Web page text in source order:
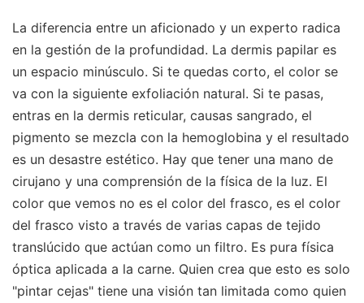
La diferencia entre un aficionado y un experto radica
en la gestión de la profundidad. La dermis papilar es
un espacio minúsculo. Si te quedas corto, el color se
va con la siguiente exfoliación natural. Si te pasas,
entras en la dermis reticular, causas sangrado, el
pigmento se mezcla con la hemoglobina y el resultado
es un desastre estético. Hay que tener una mano de
cirujano y una comprensión de la física de la luz. El
color que vemos no es el color del frasco, es el color
del frasco visto a través de varias capas de tejido
translúcido que actúan como un filtro. Es pura física
óptica aplicada a la carne. Quien crea que esto es solo
"pintar cejas" tiene una visión tan limitada como quien